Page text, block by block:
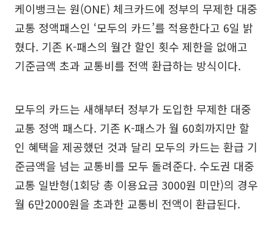
케이뱅크는 원(ONE) 체크카드에 정부의 무제한 대중
교통 정액패스인 ‘모두의 카드’를 적용한다고 6일 밝
혔다. 기존 K-패스의 월간 할인 횟수 제한을 없애고
기준금액 초과 교통비를 전액 환급하는 방식이다.
모두의 카드는 새해부터 정부가 도입한 무제한 대중
교통 정액 패스다. 기존 K-패스가 월 60회까지만 할
인 혜택을 제공했던 것과 달리 모두의 카드는 환급 기
준금액을 넘는 교통비를 모두 돌려준다. 수도권 대중
교통 일반형(1회당 총 이용요금 3000원 미만)의 경우
월 6만2000원을 초과한 교통비 전액이 환급된다.